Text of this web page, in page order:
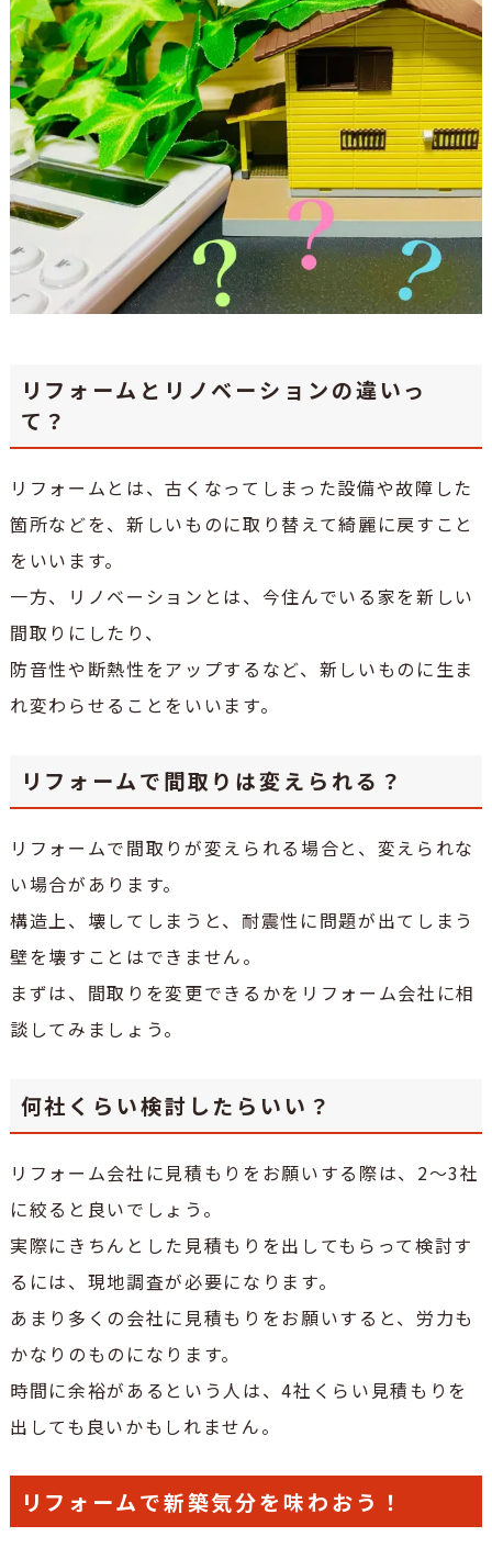
リフォームとリノベーションの違いっ
て？
リフォームとは、古くなってしまった設備や故障した
箇所などを、新しいものに取り替えて綺麗に戻すこと
をいいます。
一方、リノベーションとは、今住んでいる家を新しい
間取りにしたり、
防音性や断熱性をアップするなど、新しいものに生ま
れ変わらせることをいいます。
リフォームで間取りは変えられる？
リフォームで間取りが変えられる場合と、変えられな
い場合があります。
構造上、壊してしまうと、耐震性に問題が出てしまう
壁を壊すことはできません。
まずは、間取りを変更できるかをリフォーム会社に相
談してみましょう。
何社くらい検討したらいい？
リフォーム会社に見積もりをお願いする際は、2〜3社
に絞ると良いでしょう。
実際にきちんとした見積もりを出してもらって検討す
るには、現地調査が必要になります。
あまり多くの会社に見積もりをお願いすると、労力も
かなりのものになります。
時間に余裕があるという人は、4社くらい見積もりを
出しても良いかもしれません。
リフォームで新築気分を味わおう！